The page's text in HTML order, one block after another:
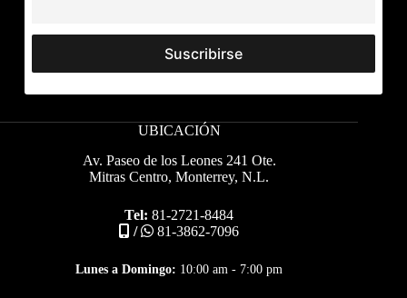
UBICACIÓN
Av. Paseo de los Leones 241 Ote.
Mitras Centro, Monterrey, N.L.
Tel: 81-2721-8484
/
81-3862-7096
Lunes a Domingo: 10:00 am - 7:00 pm